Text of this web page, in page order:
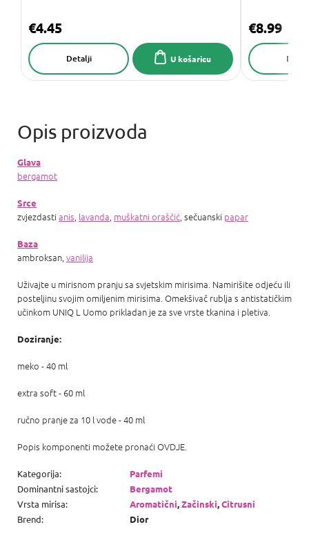
€4.45
U košaricu
Detalji
€8.99
Glava
bergamot
Srce
zvjezdasti anis lavanda muškatni oraščić , sečuanski papar
Baza
ambroksan, vanilija
Uživajte u mirisnom pranju sa svjetskim mirisima. Namirišite odjeću ili
posteljinu svojim omiljenim mirisima. Omekšivač rublja s antistatičkim
učinkom UNIQ L Uomo prikladan je za sve vrste tkanina i pletiva.
Doziranje:
meko - 40 ml
extra soft - 60 ml
ručno pranje za 10 l vode - 40 ml
Popis komponenti možete pronaći OVDJE.
Kategorija:
Parfemi
Dominantni sastojci:
Bergamot
Vrsta mirisa: Aromatični,Začinski,Citrusni
Brend: Dior